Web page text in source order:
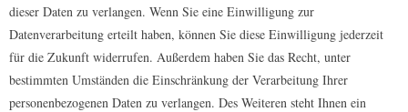
dieser Daten zu verlangen. Wenn Sie eine Einwilligung zur
Datenverarbeitung erteilt haben, können Sie diese Einwilligung jederzeit
für die Zukunft widerrufen. Außerdem haben Sie das Recht, unter
bestimmten Umständen die Einschränkung der Verarbeitung Ihrer
personenbezogenen Daten zu verlangen. Des Weiteren steht Ihnen ein